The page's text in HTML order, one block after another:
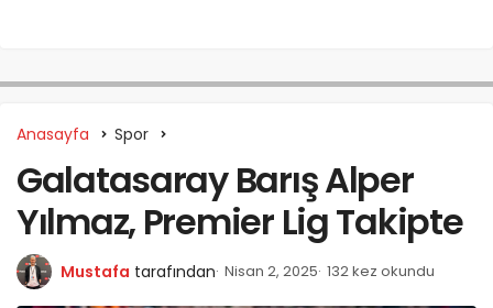
Anasayfa Spor
Galatasaray Barış Alper
Yılmaz, Premier Lig Takipte
Mustafa tarafından Nisan 2, 2025 132 kez okundu